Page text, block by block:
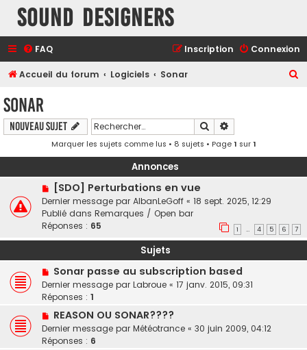
Sound Designers
FAQ Connexion
Inscription
Accueil du forum Logiciels Sonar
c
r
Sonar
Nouveau sujet Rechercher
Marquer les sujets comme lus • 8 sujets • Page1 sur1
Annonces
[SDO] Perturbations en vue
Dernier message par AlbanLeGoff « 18 sept. 2025, 12:29
Publié dans Remarques / Open bar
Réponses : 65 1 … 4 5 6 7
Sujets
Sonar passe au subscription based
Dernier message par Labroue « 17 janv. 2015, 09:31
Réponses : 1
REASON OU SONAR????
Dernier message par Météotrance « 30 juin 2009, 04:12
Réponses : 6